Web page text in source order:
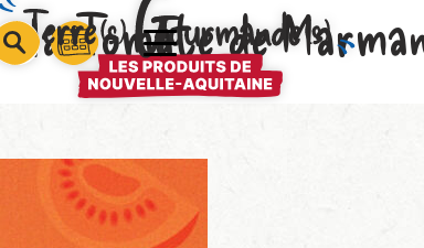
barre
1
barre
2
barre
3
la Tomate de